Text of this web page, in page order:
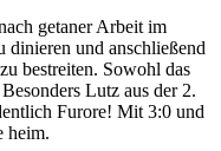
getaner Arbeit im
dinieren und anschließend
bestreiten. Sowohl das
Lutz aus der 2.
Furore! Mit 3:0 und
heim.